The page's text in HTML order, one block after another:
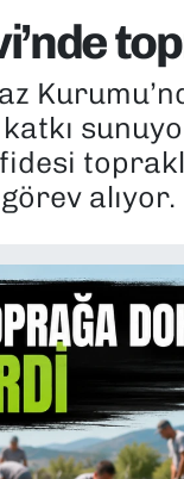
fidesi
alıyor.